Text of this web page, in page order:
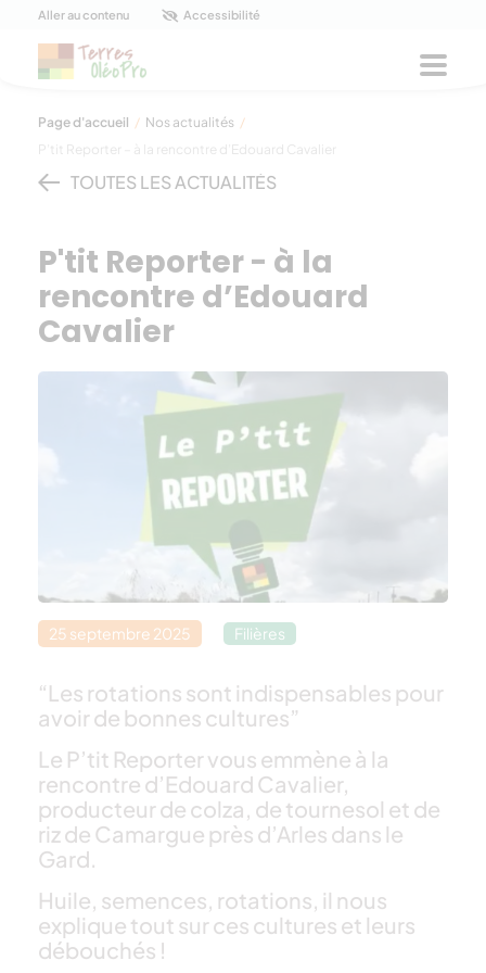
Panneau de gestion des cookies
Aller au contenu Accessibilité
Page d'accueil / Nos actualités /
P’tit Reporter – à la rencontre d’Edouard Cavalier
TOUTES LES ACTUALITÉS
P'tit Reporter - à la
rencontre d’Edouard
Cavalier
25 septembre 2025 Filières
“Les rotations sont indispensables pour
avoir de bonnes cultures”
Le P’tit Reporter vous emmène à la
rencontre d’Edouard Cavalier,
producteur de colza, de tournesol et de
riz de Camargue près d’Arles dans le
Gard.
Huile, semences, rotations, il nous
explique tout sur ces cultures et leurs
débouchés !